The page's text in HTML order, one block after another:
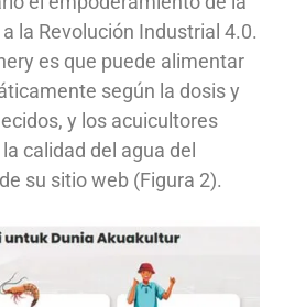
la Revolución Industrial 4.0.
es que puede alimentar
según la dosis y
y los acuicultores
calidad del agua del
su sitio web (Figura 2).